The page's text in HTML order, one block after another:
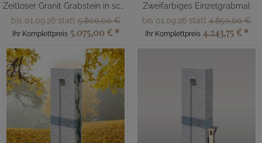
Zeitloser Granit Grabstein in schwarz / Einzelgrab
bis 01.09.26 statt5.800,00 €
Ihr Komplettpreis 5.075,00 € *
Zweifarbiges Einzelgrabmal
bis 01.09.26 statt 4.850,00 €
Ihr Komplettpreis 4.243,75 € *